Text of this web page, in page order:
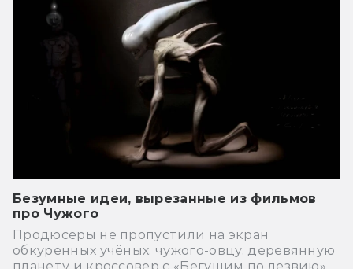
Безумные идеи, вырезанные из фильмов
про Чужого
Продюсеры не пропустили на экран
обкуренных учёных, чужого-овцу, деревянную
планету и кроссовер с «Бегущим по лезвию».